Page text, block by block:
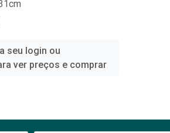
seu login ou
ver preços e comprar